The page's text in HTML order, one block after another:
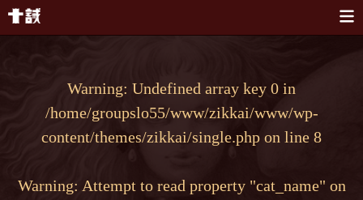
Warning: Undefined array key 0 in
/home/groupslo55/www/zikkai/www/wp-
content/themes/zikkai/single.php on line 8
Warning: Attempt to read property "cat_name" on